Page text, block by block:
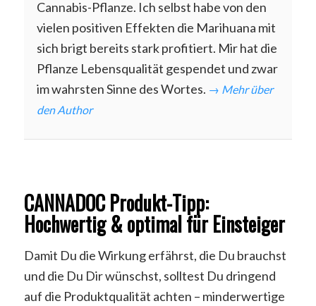
Cannabis-Pflanze. Ich selbst habe von den
vielen positiven Effekten die Marihuana mit
sich brigt bereits stark profitiert. Mir hat die
Pflanze Lebensqualität gespendet und zwar
im wahrsten Sinne des Wortes. → Mehr über
den Author
CANNADOC Produkt-Tipp:
Hochwertig & optimal für Einsteiger
Damit Du die Wirkung erfährst, die Du brauchst
und die Du Dir wünschst, solltest Du dringend
auf die Produktqualität achten – minderwertige